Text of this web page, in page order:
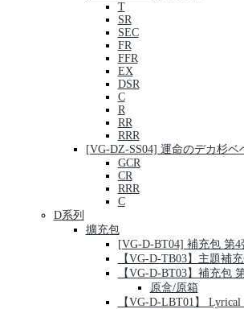
T
SR
SEC
FR
FFR
EX
DSR
C
R
RR
RRR
[VG-DZ-SS04] 運命のデカ杉
GCR
CR
RRR
C
D系列
擴充包
[VG-D-BT04] 補充包 第4
【VG-D-TB03】主題補
【VG-D-BT03】補充包
原盒/原箱
【VG-D-LBT01】